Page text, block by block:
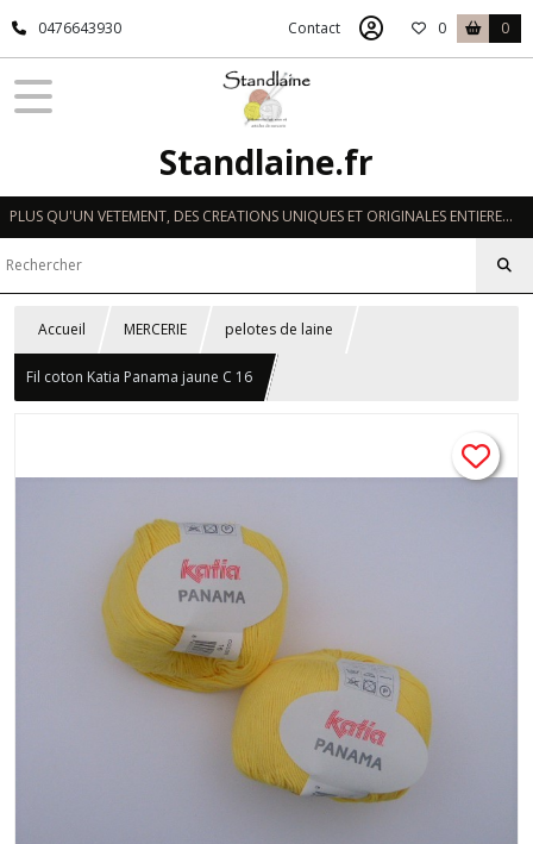
0476643930 Contact 0 0
Standlaine.fr
PLUS QU'UN VETEMENT, DES CREATIONS UNIQUES ET ORIGINALES ENTIEREMENT REALISEES A LA MAIN EN FRANCE
Accueil MERCERIE pelotes de laine
Fil coton Katia Panama jaune C 16